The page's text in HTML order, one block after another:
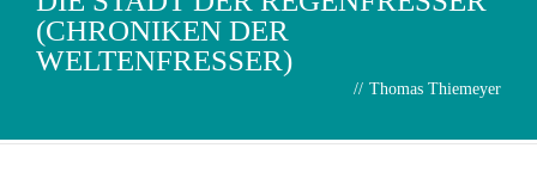
(CHRONIKEN DER
WELTENFRESSER)
// Thomas Thiemeyer